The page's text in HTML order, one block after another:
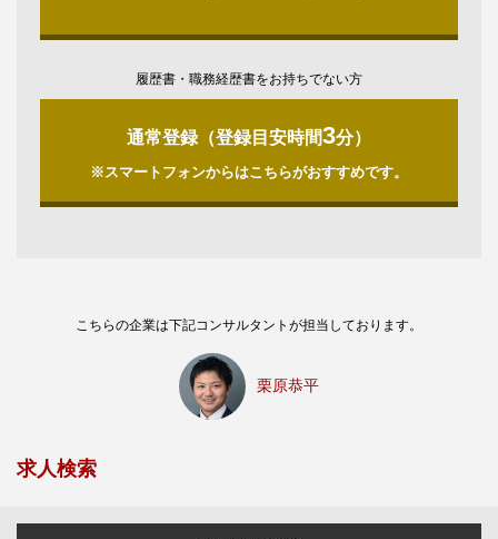
履歴書・職務経歴書をお持ちでない方
通常登録（登録目安時間3分）
※スマートフォンからはこちらがおすすめです。
こちらの企業は下記コンサルタントが担当しております。
栗原恭平
求人検索